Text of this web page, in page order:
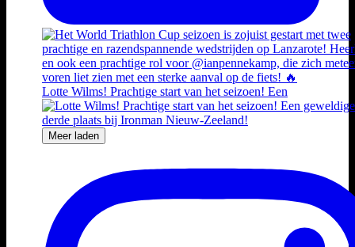
Lotte Wilms! Prachtige start van het seizoen! Een
Meer laden